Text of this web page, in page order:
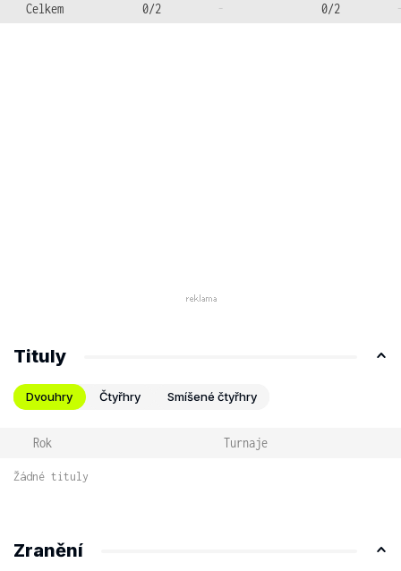
Celkem 0/2 - 0/2
Tituly
Dvouhry Čtyřhry Smíšené čtyřhry
Rok Turnaje
Žádné tituly
Zranění